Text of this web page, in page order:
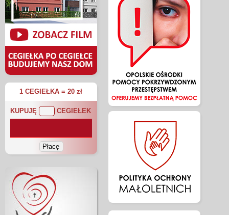
1 CEGIEŁKA = 20 zł
KUPUJĘ CEGIEŁEK